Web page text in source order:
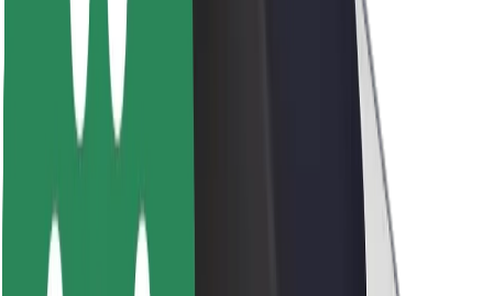
Zīmola vadlīnijas
Misija
Attiecības ar investoriem
Vadība
Pilsētvides fonds